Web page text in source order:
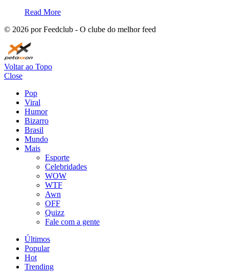
Read More
© 2026 por Feedclub - O clube do melhor feed
Voltar ao Topo
Close
Pop
Viral
Humor
Bizarro
Brasil
Mundo
Mais
Esporte
Celebridades
WOW
WTF
Awn
OFF
Quizz
Fale com a gente
Últimos
Popular
Hot
Trending